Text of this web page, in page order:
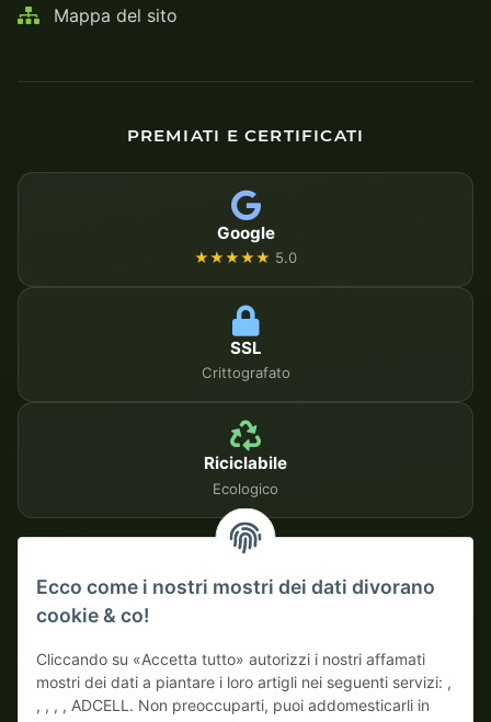
Mappa del sito
PREMIATI E CERTIFICATI
Google
★★★★★ 5.0
SSL
Crittografato
Riciclabile
Ecologico
Su fattura
Ecco come i nostri mostri dei dati divorano
cookie & co!
Cliccando su «Accetta tutto» autorizzi i nostri affamati
mostri dei dati a piantare i loro artigli nei seguenti servizi: ,
, , , , ADCELL. Non preoccuparti, puoi addomesticarli in